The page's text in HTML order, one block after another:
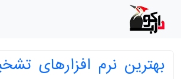
بهترین نرم افزارهای